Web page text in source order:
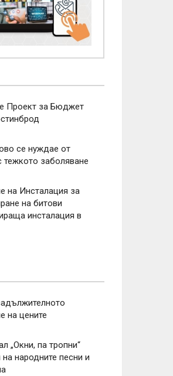
Проект за Бюджет
се нуждае от
тежкото заболяване
на Инсталация за
на битови
инсталация в
на цените
„Окни, па тропни“
народните песни и